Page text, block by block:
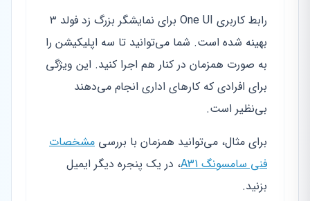
رابط کاربری One UI برای نمایشگر بزرگ زد فولد ۳
بهینه شده است. شما می‌توانید تا سه اپلیکیشن را
به صورت همزمان در کنار هم اجرا کنید. این ویژگی
برای افرادی که کارهای اداری انجام می‌دهند
بی‌نظیر است.
برای مثال، می‌توانید همزمان با بررسی مشخصات
فنی سامسونگ A31
، در یک پنجره دیگر ایمیل
بزنید.